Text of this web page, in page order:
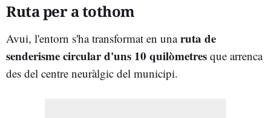
Ruta per a tothom
Avui, l'entorn s'ha transformat en unaruta de
senderisme circular d'uns 10 quilòmetres que arrenca
des del centre neuràlgic del municipi.